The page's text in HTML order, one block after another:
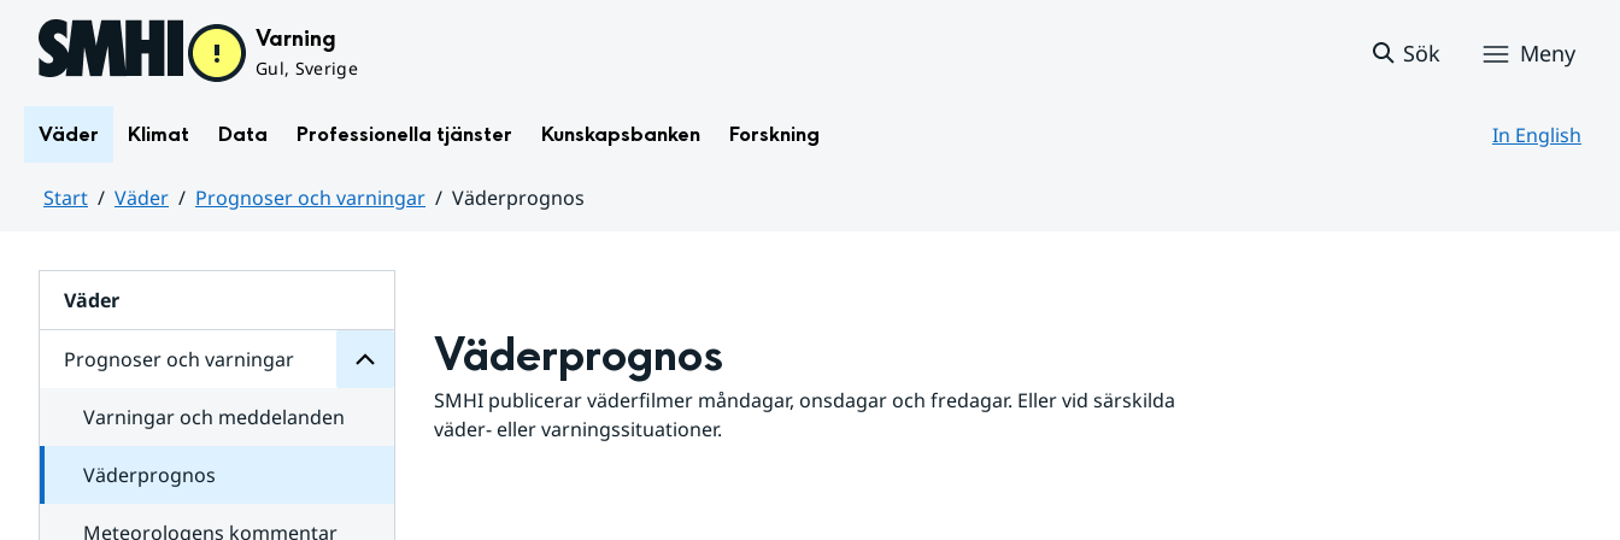
Hoppa till sidans innehåll Varning
Gul, Sverige
Sök Meny
Väder Klimat Data Professionella tjänster Kunskapsbanken Forskning In English
Start Väder Prognoser och varningar
Väderprognos
Väder
Prognoser och varningar
för
varningar
Varningar och meddelanden
Väderprognos
Meteorologens kommentar
Väderprognos
SMHI publicerar väderfilmer måndagar, onsdagar och fredagar. Eller vid särskilda
väder- eller varningssituationer.